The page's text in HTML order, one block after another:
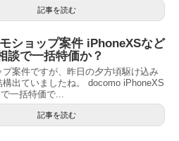
記事を読む
ショップ案件 iPhoneXSなど
談で一括特価か？
プ案件ですが、昨日の夕方頃駆け込み
出ていましたね。 docomo iPhoneXS
一括特価で...
記事を読む